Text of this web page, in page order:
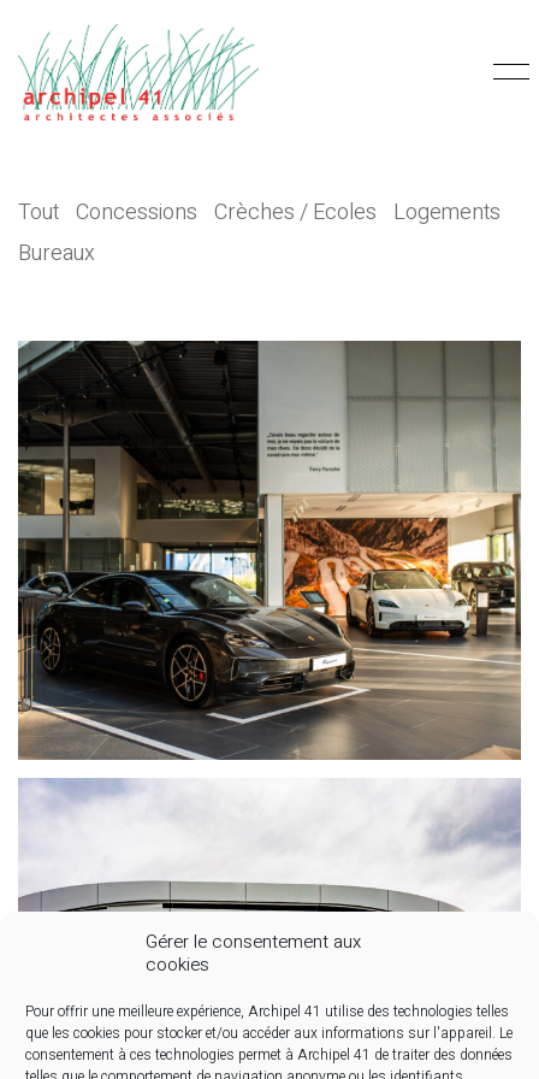
Gérer le consentement aux
cookies
Pour offrir une meilleure expérience, Archipel 41 utilise des technologies telles
que les cookies pour stocker et/ou accéder aux informations sur l'appareil. Le
consentement à ces technologies permet à Archipel 41 de traiter des données
Tout Concessions Crèches / Ecoles Logements
Bureaux